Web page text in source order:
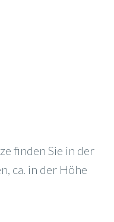
finden Sie in der
ca. in der Höhe